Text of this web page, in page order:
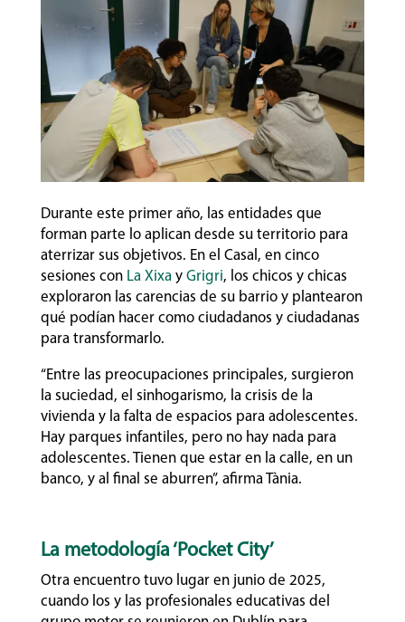
Durante este primer año, las entidades que
forman parte lo aplican desde su territorio para
aterrizar sus objetivos. En el Casal, en cinco
sesiones con La Xixay Grigri, los chicos y chicas
exploraron las carencias de su barrio y plantearon
qué podían hacer como ciudadanos y ciudadanas
para transformarlo.
“Entre las preocupaciones principales, surgieron
la suciedad, el sinhogarismo, la crisis de la
vivienda y la falta de espacios para adolescentes.
Hay parques infantiles, pero no hay nada para
adolescentes. Tienen que estar en la calle, en un
banco, y al final se aburren”, afirma Tània.
La metodología ‘Pocket City’
Otra encuentro tuvo lugar en junio de 2025,
cuando los y las profesionales educativas del